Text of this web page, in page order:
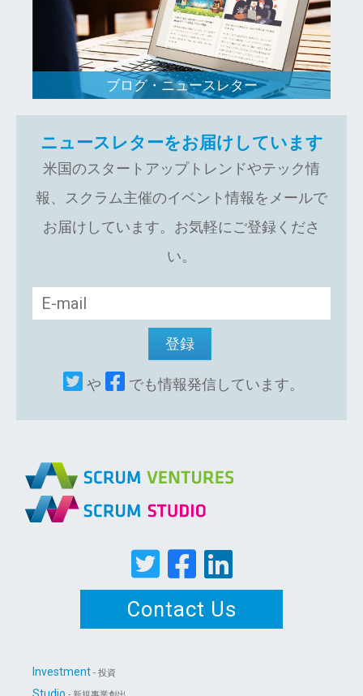
ブログ・ニュースレター
ニュースレターをお届けしています
米国のスタートアップトレンドやテック情
報、スクラム主催のイベント情報をメールで
お届けしています。お気軽にご登録くださ
い。
や でも情報発信しています。
Contact Us
Investment - 投資
Studio